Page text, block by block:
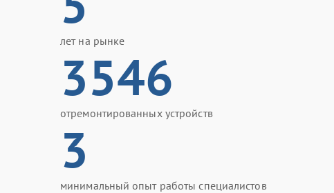
лет на рынке
3546
отремонтированных устройств
3
минимальный опыт работы специалистов